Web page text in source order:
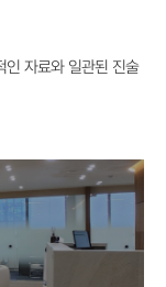
인 자료와 일관된 진술